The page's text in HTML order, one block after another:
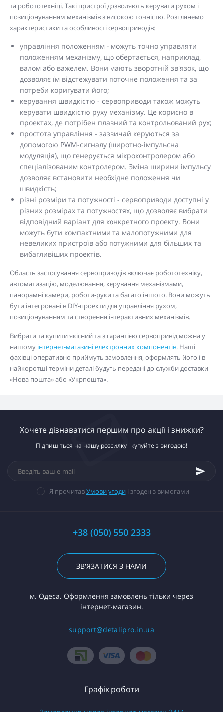
та робототехніці. Такі пристрої дозволяють керувати рухом і
позиціонуванням механізмів з високою точністю. Розглянемо
характеристики та особливості сервоприводів:
управління положенням - можуть точно управляти
положенням механізму, що обертається, наприклад,
валом або важелем. Вони мають зворотній зв'язок, що
дозволяє їм відстежувати поточне положення та за
потреби коригувати його;
керування швидкістю - сервоприводи також можуть
керувати швидкістю руху механізму. Це корисно в
проектах, де потрібен плавний та контрольований рух;
простота управління - зазвичай керуються за
допомогою PWM-сигналу (широтно-імпульсна
модуляція), що генерується мікроконтролером або
спеціалізованим контролером. Зміна ширини імпульсу
дозволяє встановити необхідне положення чи
швидкість;
різні розміри та потужності - сервоприводи доступні у
різних розмірах та потужностях, що дозволяє вибрати
відповідний варіант для конкретного проекту. Вони
можуть бути компактними та малопотужними для
невеликих пристроїв або потужними для більших та
вибагливіших проектів.
Область застосування сервоприводів включає робототехніку,
автоматизацію, моделювання, керування механізмами,
панорамні камери, роботи-руки та багато іншого. Вони можуть
бути інтегровані в DIY-проекти для управління рухом,
позиціонуванням та створення інтерактивних механізмів.
Вибрати та купити якісний та з гарантією сервопривід можна у
нашому інтернет-магазині електронних компонентів. Наші
фахівці оперативно приймуть замовлення, оформлять його і в
найкоротші терміни деталі будуть передані до служби доставки
«Нова пошта» або «Укрпошта».
Хочете дізнаватися першим про акції і знижки?
Підпишіться на нашу розсилку і купуйте з вигодою!
Я прочитавУмови угоди і згоден з вимогами
+38 (050) 550 2333
ЗВ'ЯЗАТИСЯ З НАМИ
м. Одеса. Оформлення замовлень тільки через
інтернет-магазин.
support@detalipro.in.ua
Графік роботи